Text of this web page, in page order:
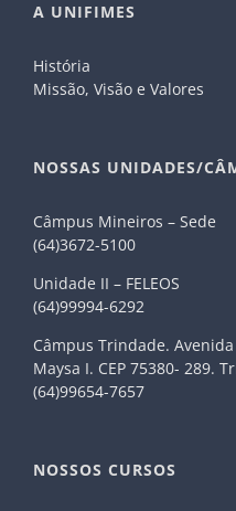
A UNIFIMES
História
Missão, Visão e Valores
NOSSAS UNIDADES/
Câmpus Mineiros – Sede
(64)3672-5100
Unidade II – FELEOS
(64)99994-6292
Câmpus Trindade.
Maysa I. CEP 75380- 289.
(64)99654-7657
NOSSOS CURSOS